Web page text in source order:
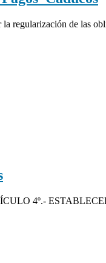
regularización de las
4º.-